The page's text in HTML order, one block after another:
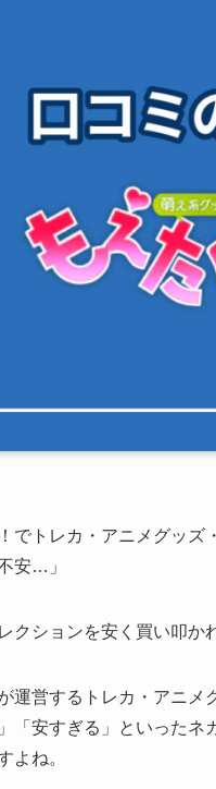
でトレカ・アニメグッズ・
安…」
クションを安く買い叩か
運営するトレカ・アニメ
「安すぎる」といったネ
よね。